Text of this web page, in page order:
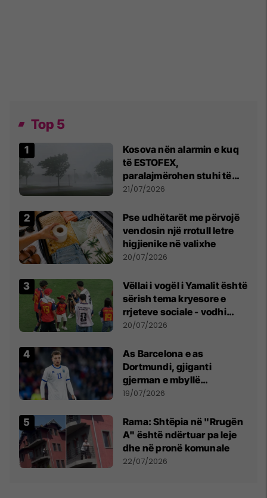
Top 5
Kosova nën alarmin e kuq
të ESTOFEX,
paralajmërohen stuhi të
fuqishme me breshër dhe
21/07/2026
Pse udhëtarët me përvojë
vendosin një rrotull letre
higjienike në valixhe
20/07/2026
Vëllai i vogël i Yamalit është
sërish tema kryesore e
rrjeteve sociale - vodhi
vëmendjen pas finales së
20/07/2026
As Barcelona e as
Dortmundi, gjiganti
gjerman e mbyllë
marrëveshjen për Fisnik
19/07/2026
Rama: Shtëpia në "Rrugën
A" është ndërtuar pa leje
dhe në pronë komunale
22/07/2026